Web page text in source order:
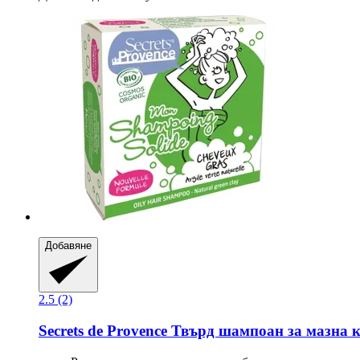
Добавяне
2.5 (2)
Secrets de Provence Твърд шампоан за мазна